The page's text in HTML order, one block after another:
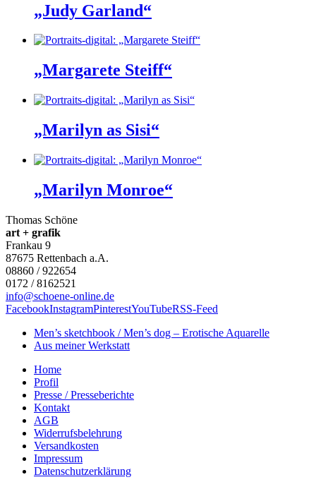
„Judy Garland“
„Margarete Steiff“
„Marilyn as Sisi“
„Marilyn Monroe“
Thomas Schöne
art + grafik
Frankau 9
87675 Rettenbach a.A.
08860 / 922654
0172 / 8162521
info@schoene-online.de
FacebookInstagramPinterestYouTubeRSS-Feed
Men’s sketchbook / Men’s dog – Erotische Aquarelle
Aus meiner Werkstatt
Home
Profil
Presse / Presseberichte
Kontakt
AGB
Widerrufsbelehrung
Versandkosten
Impressum
Datenschutzerklärung